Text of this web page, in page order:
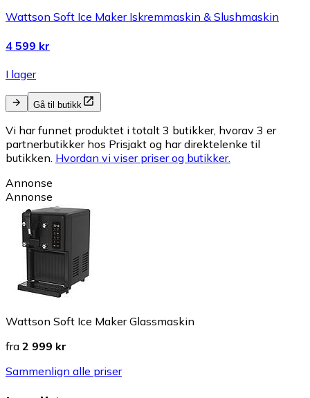
Wattson Soft Ice Maker Iskremmaskin & Slushmaskin
4 599 kr
I lager
Gå til butikk
Vi har funnet produktet i totalt 3 butikker, hvorav 3 er
partnerbutikker hos Prisjakt og har direktelenke til
butikken. Hvordan vi viser priser og butikker.
Annonse
Annonse
Wattson Soft Ice Maker Glassmaskin
fra 2 999 kr
Sammenlign alle priser